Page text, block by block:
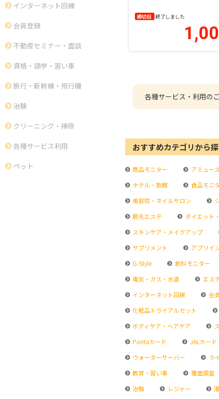
インターネット回線
会員登録
不動産セミナー・面談
資格・語学・習い事
旅行・新幹線・飛行機
治験
クリーニング・掃除
各種サービス利用
ペット
締切日 終了しました
各種サービス・利用の
おすすめカテゴリから
商品モニター
アミュー
ホテル・旅館
食品モニ
美容院・ネイルサロン
脱毛エステ
ダイエット
スキンケア・メイクアップ
サプリメント
アプリイ
G-Style
飲料モニター
電気・ガス・水道
エス
インターネット回線
会
化粧品トライアルセット
ボディケア・ヘアケア
Pontaカード
JALカード
ウォーターサーバー
ラ
教育・習い事
覆面調査
治験
レジャー